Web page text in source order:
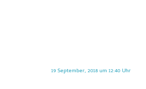
19 September, 2018 um 12:40 Uhr